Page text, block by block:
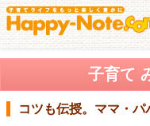
子育て
コツも伝授。ママ・パ